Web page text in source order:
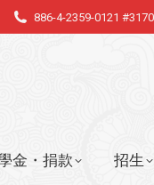
886-4-2359-0121
金・捐款 招生
金・捐款 招生